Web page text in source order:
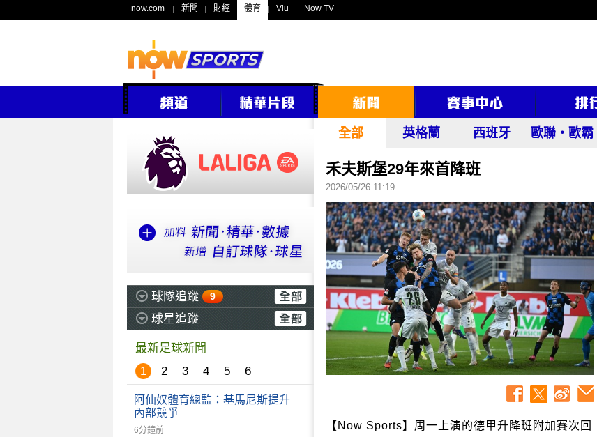
now.com 新聞 財經 體育 Viu Now TV
球隊追蹤 9
球星追蹤
最新足球新聞
1
2 3 4 5 6
阿仙奴體育總監：基馬尼斯提升
內部競爭
6分鐘前
全部 英格蘭 西班牙 歐聯‧歐霸
禾夫斯堡29年來首降班
2026/05/26 11:19
【Now Sports】周一上演的德甲升降班附加賽次回